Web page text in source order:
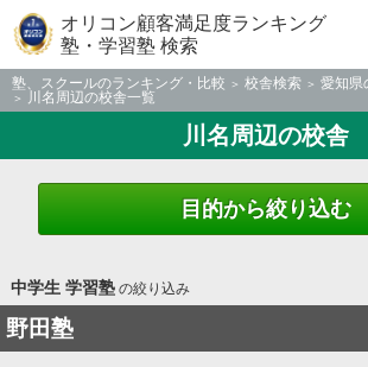
オリコン顧客満足度ランキング
塾・学習塾 検索
塾、スクールのランキング・比較 校舎検索
愛知県
川名周辺の校舎一覧
川名周辺の校舎
目的から絞り込む
中学生 学習塾の絞り込み
野田塾